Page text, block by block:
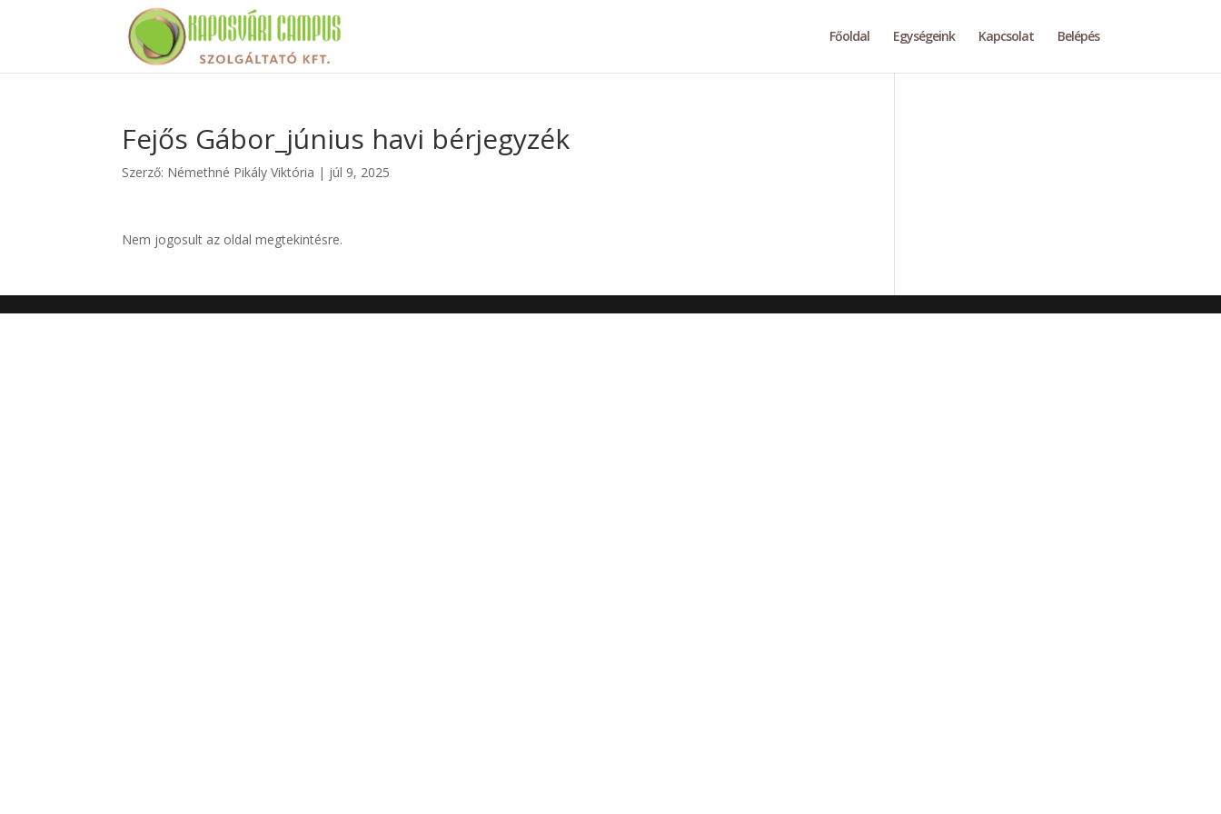
Főoldal Egységeink Kapcsolat Belépés
Fejős Gábor_június havi bérjegyzék
Szerző: Némethné Pikály Viktória | júl 9, 2025
Nem jogosult az oldal megtekintésre.